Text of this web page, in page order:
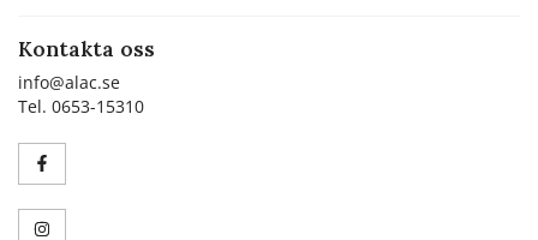
Kontakta oss
info@alac.se
Tel. 0653-15310